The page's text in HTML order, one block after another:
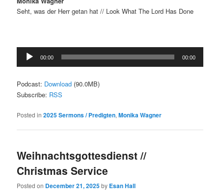
Seht, was der Herr getan hat // Look What The Lord Has Done
Audio
Player
00:00 00:00
Podcast: Download (90.0MB)
Subscribe: RSS
Posted in 2025 Sermons / Predigten,Monika Wagner
Weihnachtsgottesdienst //
Christmas Service
Posted on December 21, 2025by Esan Hall